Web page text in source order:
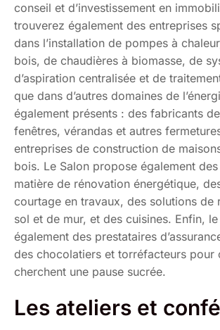
conseil et d’investissement en
trouverez également des entreprises
dans l’installation de pompes à
bois, de chaudières à biomasse, de
d’aspiration centralisée et de
que dans d’autres domaines de
également présents : des fabricants
fenêtres, vérandas et autres
entreprises de construction de
bois. Le Salon propose également
matière de rénovation énergétique,
courtage en travaux, des solutions de
sol et de mur, et des cuisines. Enfin,
également des prestataires
des chocolatiers et torréfacteurs pour
cherchent une pause sucrée.
Les ateliers et